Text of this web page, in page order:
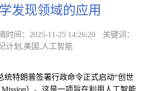
发现领域的应用
时间：2025-11-25 14:26:20
关键词：
计划,美国,人工智能
统特朗普签署行政命令正式启动“创世
Mission）。这是一项旨在利用人工智能